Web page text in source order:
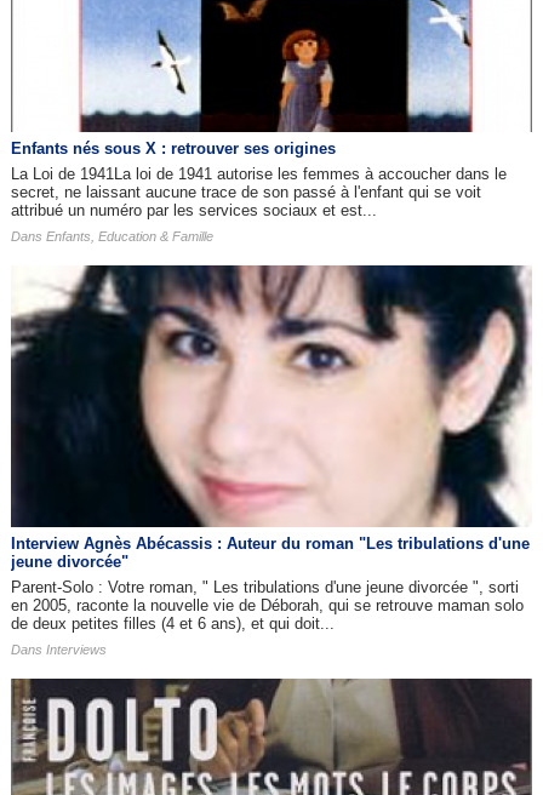
Enfants nés sous X : retrouver ses origines
La Loi de 1941La loi de 1941 autorise les femmes à accoucher dans le
secret, ne laissant aucune trace de son passé à l'enfant qui se voit
attribué un numéro par les services sociaux et est...
Dans Enfants, Education & Famille
Interview Agnès Abécassis : Auteur du roman "Les tribulations d'une
jeune divorcée"
Parent-Solo : Votre roman, " Les tribulations d'une jeune divorcée ", sorti
en 2005, raconte la nouvelle vie de Déborah, qui se retrouve maman solo
de deux petites filles (4 et 6 ans), et qui doit...
Dans Interviews